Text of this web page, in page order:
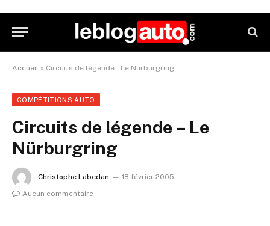
Accueil » Circuits de légende – Le Nürburgring
COMPÉTITIONS AUTO
Circuits de légende – Le
Nürburgring
Christophe Labedan
18 février 2005
Aucun commentaire